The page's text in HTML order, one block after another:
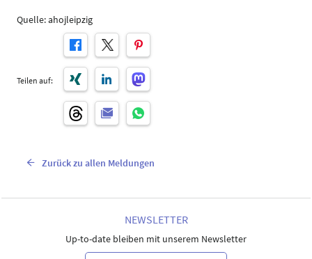
Quelle: ahojleipzig
Teilen auf:
Zurück zu allen Meldungen
NEWSLETTER
Up-to-date bleiben mit unserem Newsletter